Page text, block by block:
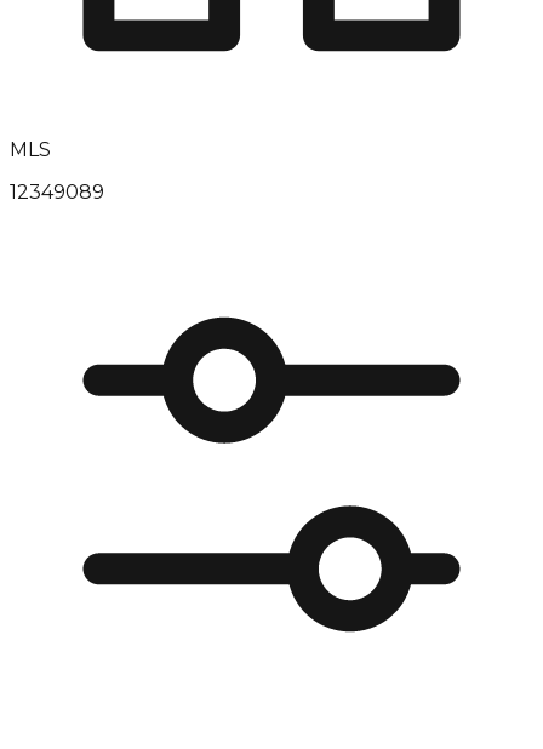
MLS
12349089